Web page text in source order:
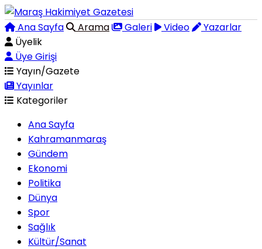
Ana Sayfa Arama Galeri Video
Yazarlar
Üyelik
Üye Girişi
Yayın/Gazete
Yayınlar
Kategoriler
Ana Sayfa
Kahramanmaraş
Gündem
Ekonomi
Politika
Dünya
Spor
Sağlık
Kültür/Sanat